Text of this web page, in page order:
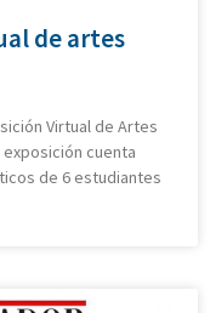
de artes
Virtual de Artes
cuenta
de 6 estudiantes